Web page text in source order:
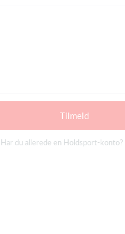
Tilmeld
Har du allerede en Holdsport-konto?